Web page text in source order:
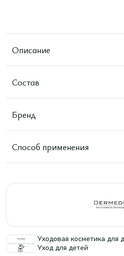
Описание
Состав
Бренд
Способ применения
Уходовая косметика для
Уход для детей